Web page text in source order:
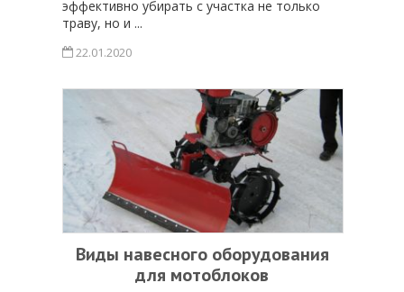
эффективно убирать с участка не только
траву, но и ...
22.01.2020
Виды навесного оборудования
для мотоблоков